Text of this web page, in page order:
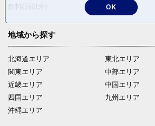
返礼品なし
地域から探す
北海道エリア
関東エリア
近畿エリア
四国エリア
沖縄エリア
東北エリア
中部エリア
中国エリア
九州エリア
OK